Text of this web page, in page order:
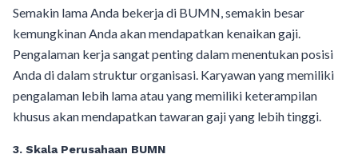
Semakin lama Anda bekerja di BUMN, semakin besar
kemungkinan Anda akan mendapatkan kenaikan gaji.
Pengalaman kerja sangat penting dalam menentukan posisi
Anda di dalam struktur organisasi. Karyawan yang memiliki
pengalaman lebih lama atau yang memiliki keterampilan
khusus akan mendapatkan tawaran gaji yang lebih tinggi.
3. Skala Perusahaan BUMN